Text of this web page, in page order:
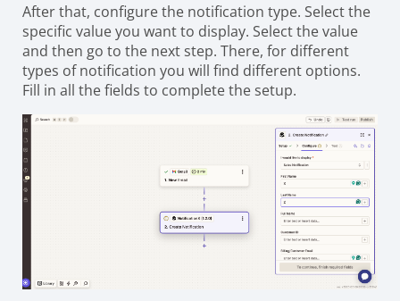
After that, configure the notification type. Select the
specific value you want to display. Select the value
and then go to the next step. There, for different
types of notification you will find different options.
Fill in all the fields to complete the setup.